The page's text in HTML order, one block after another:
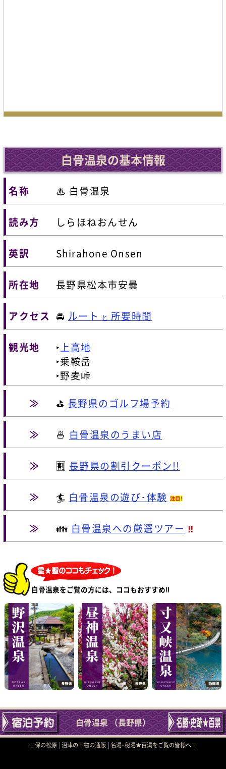
白骨温泉の基本情報
名称 ♨ 白骨温泉
読み方 しらほねおんせん
英訳 Shirahone Onsen
所在地 長野県松本市安曇
アクセス 🚘 ルート と 所要時間
観光地 ‣ 上高地
‣乗鞍岳
‣野麦峠
≫ ⛳ 長野県のゴルフ場予約
≫ 🍜 白骨温泉のうまい店
≫ 🈹 長野県の割引クーポン!!
≫ 🏄 白骨温泉の遊び･体験
≫ 👪 白骨温泉への厳選ツアー ‼
白骨温泉をご覧の方には、ココもおすすめ‼
白骨温泉 （長野県）
三保の松原 沼津の干物の通販 名湯･秘湯★百湯をご覧の皆様へ！